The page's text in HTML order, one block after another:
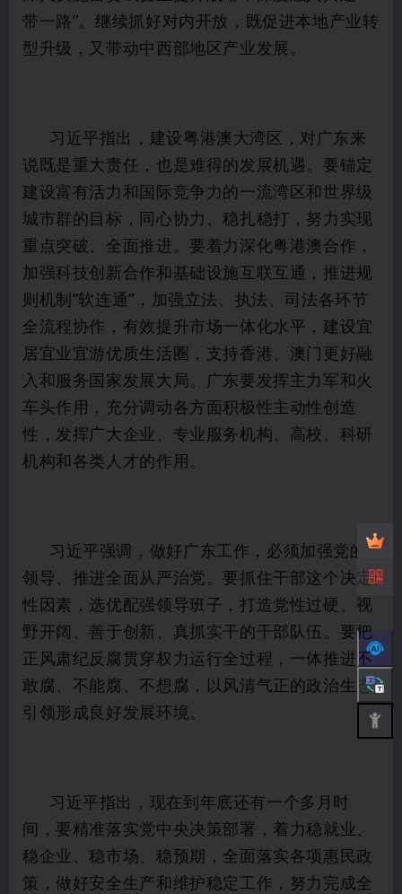
带一路”。继续抓好对内开放，既促进本地产业转
型升级，又带动中西部地区产业发展。
习近平指出，建设粤港澳大湾区，对广东来
说既是重大责任，也是难得的发展机遇。要锚定
建设富有活力和国际竞争力的一流湾区和世界级
城市群的目标，同心协力、稳扎稳打，努力实现
重点突破、全面推进。要着力深化粤港澳合作，
加强科技创新合作和基础设施互联互通，推进规
则机制“软连通”，加强立法、执法、司法各环节
全流程协作，有效提升市场一体化水平，建设宜
居宜业宜游优质生活圈，支持香港、澳门更好融
入和服务国家发展大局。广东要发挥主力军和火
车头作用，充分调动各方面积极性主动性创造
性，发挥广大企业、专业服务机构、高校、科研
机构和各类人才的作用。
习近平强调，做好广东工作，必须加强党的
领导、推进全面从严治党。要抓住干部这个决定
性因素，选优配强领导班子，打造党性过硬、视
野开阔、善于创新、真抓实干的干部队伍。要把
正风肃纪反腐贯穿权力运行全过程，一体推进不
敢腐、不能腐、不想腐，以风清气正的政治生态
引领形成良好发展环境。
习近平指出，现在到年底还有一个多月时
间，要精准落实党中央决策部署，着力稳就业、
稳企业、稳市场、稳预期，全面落实各项惠民政
策，做好安全生产和维护稳定工作，努力完成全